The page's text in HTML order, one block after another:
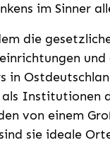
im Sinner
die
in
Institutionen
von einem
sie ideale